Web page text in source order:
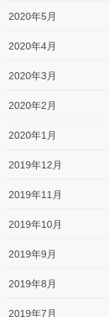
2020年5月
2020年4月
2020年3月
2020年2月
2020年1月
2019年12月
2019年11月
2019年10月
2019年9月
2019年8月
2019年7月